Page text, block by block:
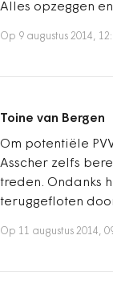
Alles opzeggen
Op 9 augustus 2014,
Toine van Bergen
Om potentiële
Asscher zelfs
treden. Ondanks
teruggefloten
Op 11 augustus 2014,